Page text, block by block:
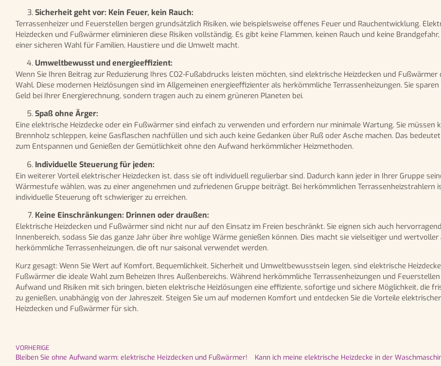
Sicherheit geht vor: Kein Feuer, kein Rauch:
Terrassenheizer und Feuerstellen bergen grundsätzlich Risiken, wie beispielsweise offenes Feuer und Rauchentwicklung.
Heizdecken und Fußwärmer eliminieren diese Risiken vollständig. Es gibt keine Flammen, keinen Rauch und keine
einer sicheren Wahl für Familien, Haustiere und die Umwelt macht.
Umweltbewusst und energieeffizient:
Wenn Sie Ihren Beitrag zur Reduzierung Ihres CO2-Fußabdrucks leisten möchten, sind elektrische Heizdecken und Fußwärmer
Wahl. Diese modernen Heizlösungen sind im Allgemeinen energieeffizienter als herkömmliche Terrassenheizungen. Sie
Geld bei Ihrer Energierechnung, sondern tragen auch zu einem grüneren Planeten bei.
Spaß ohne Ärger:
Eine elektrische Heizdecke oder ein Fußwärmer sind einfach zu verwenden und erfordern nur minimale Wartung. Sie müssen
Brennholz schleppen, keine Gasflaschen nachfüllen und sich auch keine Gedanken über Ruß oder Asche machen. Das
zum Entspannen und Genießen der Gemütlichkeit ohne den Aufwand herkömmlicher Heizmethoden.
Individuelle Steuerung für jeden:
Ein weiterer Vorteil elektrischer Heizdecken ist, dass sie oft individuell regulierbar sind. Dadurch kann jeder in Ihrer Gruppe
Wärmestufe wählen, was zu einer angenehmen und zufriedenen Gruppe beiträgt. Bei herkömmlichen Terrassenheizstrahlern
individuelle Steuerung oft schwieriger zu erreichen.
Keine Einschränkungen: Drinnen oder draußen:
Elektrische Heizdecken und Fußwärmer sind nicht nur auf den Einsatz im Freien beschränkt. Sie eignen sich auch
Innenbereich, sodass Sie das ganze Jahr über ihre wohlige Wärme genießen können. Dies macht sie vielseitiger und wertvoller
herkömmliche Terrassenheizungen, die oft nur saisonal verwendet werden.
Kurz gesagt: Wenn Sie Wert auf Komfort, Bequemlichkeit, Sicherheit und Umweltbewusstsein legen, sind elektrische
Fußwärmer die ideale Wahl zum Beheizen Ihres Außenbereichs. Während herkömmliche Terrassenheizungen und
Aufwand und Risiken mit sich bringen, bieten elektrische Heizlösungen eine effiziente, sofortige und sichere Möglichkeit, die
zu genießen, unabhängig von der Jahreszeit. Steigen Sie um auf modernen Komfort und entdecken Sie die Vorteile elektrischer
Heizdecken und Fußwärmer für sich.
VORHERIGE
Bleiben Sie ohne Aufwand warm: elektrische Heizdecken und Fußwärmer! Kann ich meine elektrische Heizdecke in der